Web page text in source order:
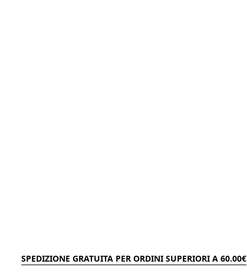
SPEDIZIONE GRATUITA PER ORDINI SUPERIORI A 60.00€